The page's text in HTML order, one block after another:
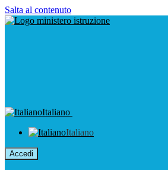
Salta al contenuto
Italiano
Italiano
Accedi